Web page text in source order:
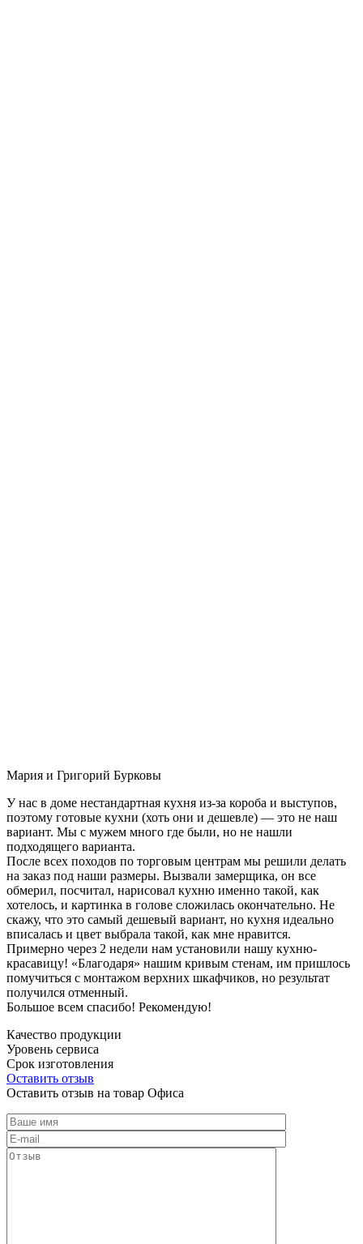
Мария и Григорий Бурковы
У нас в доме нестандартная кухня из-за короба и выступов,
поэтому готовые кухни (хоть они и дешевле) — это не наш
вариант. Мы с мужем много где были, но не нашли
подходящего варианта.
После всех походов по торговым центрам мы решили делать
на заказ под наши размеры. Вызвали замерщика, он все
обмерил, посчитал, нарисовал кухню именно такой, как
хотелось, и картинка в голове сложилась окончательно. Не
скажу, что это самый дешевый вариант, но кухня идеально
вписалась и цвет выбрала такой, как мне нравится.
Примерно через 2 недели нам установили нашу кухню-
красавицу! «Благодаря» нашим кривым стенам, им пришлось
помучиться с монтажом верхних шкафчиков, но результат
получился отменный.
Большое всем спасибо! Рекомендую!
Качество продукции
Уровень сервиса
Срок изготовления
Оставить отзыв
Оставить отзыв на товар Офиса